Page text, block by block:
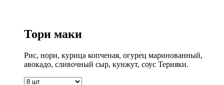
Тори маки
Рис, нори, курица копченая, огурец маринованный,
авокадо, сливочный сыр, кунжут, соус Терияки.